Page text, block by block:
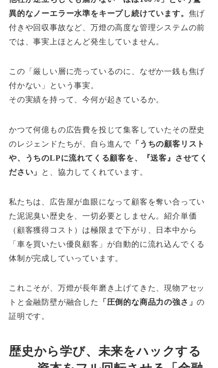
異的なノーエラー水準をキープし続けています。 焦げ
付きや回収事故など、万燈の高度な管理システムの前
では、事実上ほとんど発生していません。
この「厳しい層に売っているのに、なぜか一銭も焦げ
付かない」という事実。
その実績を持って、今何が起きているか。
かつて何億もの広告費を投じて集客していたその歴史
のレジェンドたちが、自ら進んで 「うちの顧客リスト
や、うちのLPに流れてくる顧客を、『送客』させてく
ださい」
と、協力してくれています。
私たちは、広告屋が血眼になって顧客を奪い合ってい
た泥泥臭い歴史を、一切必要としません。紹介単価
（顧客獲得コスト）は極限まで下がり、日本中から
「車を買いたい優良顧客」が自動的に流れ込んでくる
体制が完成していっています。
これこそが、万燈が長年磨き上げてきた、現物アセッ
トと金融防壁が融合した
「圧倒的な商品力の強さ」の
証明です。
歴史から学び、未来をハックする